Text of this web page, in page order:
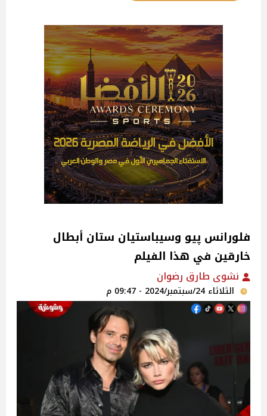
فلورانس پيو وسيباستيان ستان أبطال
خارقين في هذا الفيلم
نشوى طارق رضوان
الثلاثاء 24/سبتمبر/2024 - 09:47 م